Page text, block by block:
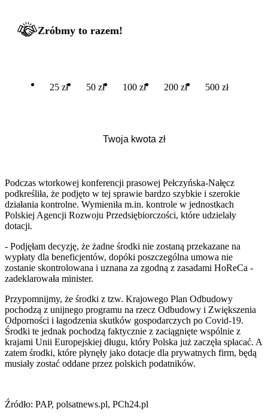
Zróbmy to razem!
25 zł 50 zł 100 zł 200 zł 500 zł
Podczas wtorkowej konferencji prasowej Pełczyńska-Nałęcz
podkreśliła, że podjęto w tej sprawie bardzo szybkie i szerokie
działania kontrolne. Wymieniła m.in. kontrole w jednostkach
Polskiej Agencji Rozwoju Przedsiębiorczości, które udzielały
dotacji.
- Podjęłam decyzję, że żadne środki nie zostaną przekazane na
wypłaty dla beneficjentów, dopóki poszczególna umowa nie
zostanie skontrolowana i uznana za zgodną z zasadami HoReCa -
zadeklarowała minister.
Przypomnijmy, że środki z tzw. Krajowego Plan Odbudowy
pochodzą z unijnego programu na rzecz Odbudowy i Zwiększenia
Odporności i łagodzenia skutków gospodarczych po Covid-19.
Środki te jednak pochodzą faktycznie z zaciągnięte wspólnie z
krajami Unii Europejskiej długu, który Polska już zaczęła spłacać. A
zatem środki, które płynęły jako dotacje dla prywatnych firm, będą
musiały zostać oddane przez polskich podatników.
Źródło: PAP, polsatnews.pl, PCh24.pl